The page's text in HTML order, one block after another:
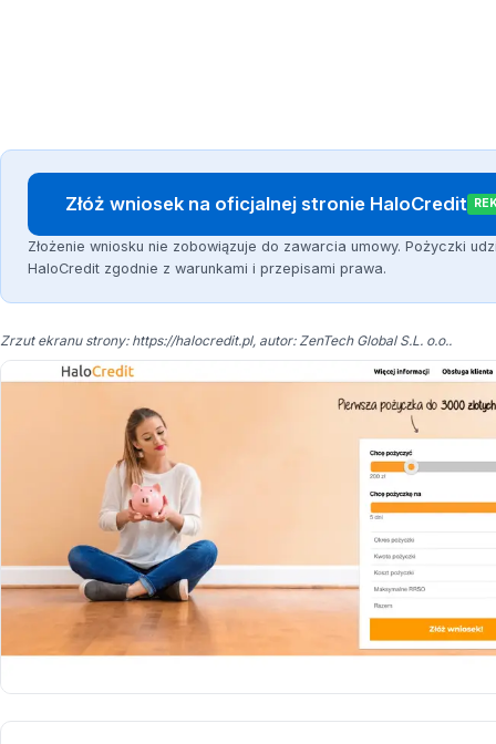
Złóż wniosek na oficjalnej stronie HaloCredit
Złożenie wniosku nie zobowiązuje do zawarcia umowy. Pożyczki
HaloCredit zgodnie z warunkami i przepisami prawa.
Zrzut ekranu strony: https://halocredit.pl, autor: ZenTech Global S.L. o.o..